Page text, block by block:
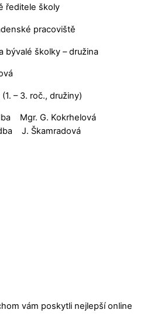
ředitele školy
pracoviště
bývalé školky – družina
– 3. roč., družiny)
Mgr. G. Kokrhelová
J. Škamradová
vám poskytli nejlepší online